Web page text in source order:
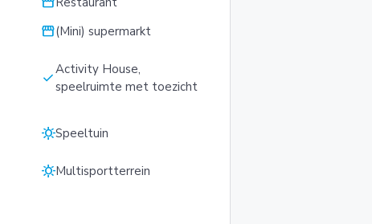
storefront(Mini) supermarkt
checkActivity House,
speelruimte met toezicht
sunnySpeeltuin
sunnyMultisportterrein